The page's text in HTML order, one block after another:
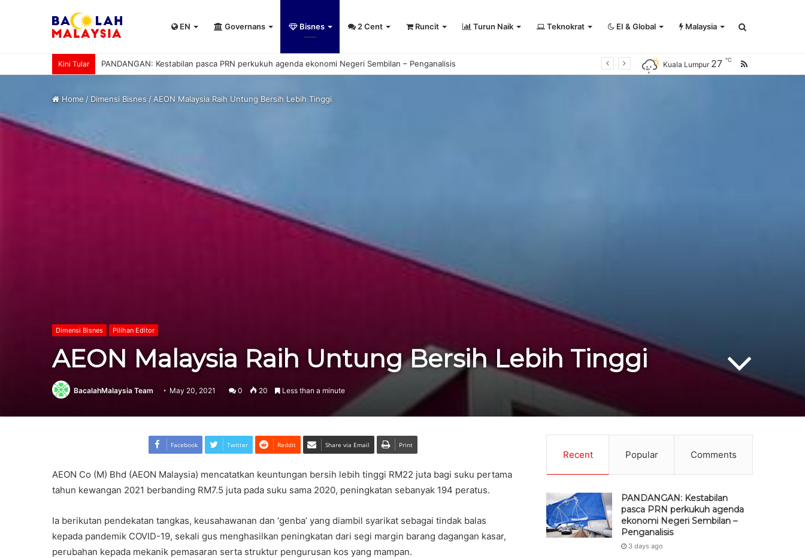
EN Governans Bisnes 2 Cent Runcit Turun Naik Teknokrat EI & Global Malaysia
Kini Tular PUNB allocates RM80 mln to support 220 bumiputera entrepreneurs RSS
Kuala Lumpur 27 ℃
Home / Dimensi Bisnes / AEON Malaysia Raih Untung Bersih Lebih Tinggi
Dimensi Bisnes Pilihan Editor
AEON Malaysia Raih Untung Bersih Lebih Tinggi
BacalahMalaysia Team May 20, 2021 0 20 Less than a minute
Facebook Twitter Reddit Share via Email Print
AEON Co (M) Bhd (AEON Malaysia) mencatatkan keuntungan bersih lebih tinggi RM22 juta bagi suku pertama
tahun kewangan 2021 berbanding RM7.5 juta pada suku sama 2020, peningkatan sebanyak 194 peratus.
Ia berikutan pendekatan tangkas, keusahawanan dan ‘genba’ yang diambil syarikat sebagai tindak balas
kepada pandemik COVID-19, sekali gus menghasilkan peningkatan dari segi margin barang dagangan kasar,
perubahan kepada mekanik pemasaran serta struktur pengurusan kos yang mampan.
Recent Popular Comments
PANDANGAN: Kestabilan
pasca PRN perkukuh agenda
ekonomi Negeri Sembilan –
Penganalisis
3 days ago